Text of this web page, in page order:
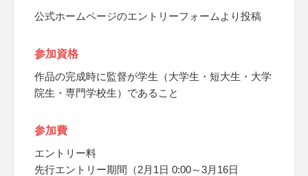
公式ホームページのエントリーフォームより投稿
参加資格
作品の完成時に監督が学生（大学生・短大生・大学
院生・専門学校生）であること
参加費
エントリー料
先行エントリー期間（2月1日 0:00～3月16日